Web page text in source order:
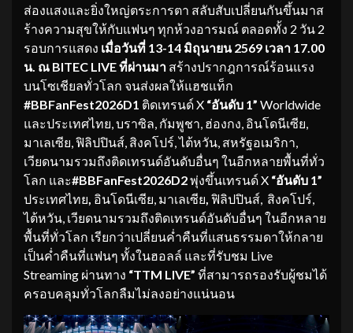
ส่องแสงและยิ่งใหญ่ตระการตา สลับสับเปลี่ยนกันขึ้นมาส
ร้างความสุขให้กับแฟนๆ ทุกห้วงอารมณ์ ตลอดทั้ง 2 วัน 2
รอบการแสดง เมื่อวันที่ 13-14 มิถุนายน 2569 เวลา 17.00
น. ณ BITEC LIVE ที่ผ่านมา สร้างปรากฎการณ์ร้อนแรง
บนโซเชียลทั่วโลก จนส่งผลให้แฮชแท็ก
#BBFanFest2026D1 ติดเทรนด์ X “อันดับ 1” Worldwide
และประเทศไทย, บราซิล, กัมพูชา, ฮ่องกง, อินโดนีเซีย,
มาเลเซีย, ฟิลิปปินส์, สิงคโปร์, ไต้หวัน, สหรัฐอเมริกา,
เวียดนามรวมถึงติดเทรนด์อันดับอื่นๆ ในอีกหลายพื้นที่ทั่ว
โลก และ#BBFanFest2026D2พุ่งขึ้นเทรนด์ X “อันดับ 1”
ประเทศไทย, อินโดนีเซีย, มาเลเซีย, ฟิลิปปินส์, สิงคโปร์,
ไต้หวัน, เวียดนามรวมถึงติดเทรนด์อันดับอื่นๆ ในอีกหลาย
พื้นที่ทั่วโลก เรียกว่าเปลี่ยนค่ำคืนที่แสนธรรมดาให้กลาย
เป็นค่ำคืนที่แฟนๆ ทั้งในฮอลล์ และที่รับชม Live
Streaming ผ่านทาง “TTM LIVE” ที่สามารถรองรับผู้ชมได้
ครอบคลุมทั่วโลกลืมไม่ลงอย่างแน่นอน